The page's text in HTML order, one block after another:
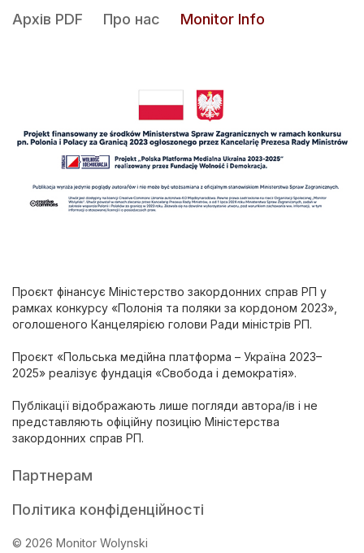
Архів PDF
Про нас Monitor Info
Проєкт фінансує Міністерство закордонних справ РП у
рамках конкурсу «Полонія та поляки за кордоном 2023»,
оголошеного Канцелярією голови Ради міністрів РП.
Проєкт «Польська медійна платформа – Україна 2023–
2025» реалізує фундація «Свобода і демократія».
Публікації відображають лише погляди автора/ів і не
представляють офіційну позицію Міністерства
закордонних справ РП.
Партнерам
Політика конфіденційності
© 2026 Monitor Wolynski